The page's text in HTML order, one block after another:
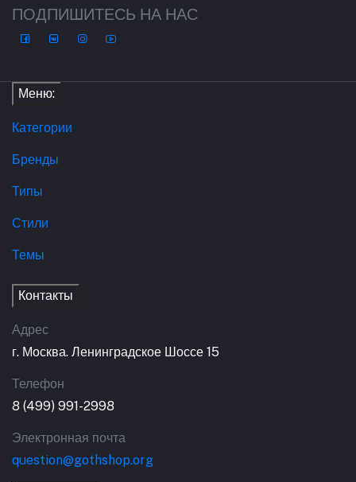
ПОДПИШИТЕСЬ НА НАС
Меню:
Категории
Бренды
Типы
Стили
Темы
Контакты
Адрес
г. Москва. Ленинградское Шоссе 15
Телефон
8 (499) 991-2998
Электронная почта
question@gothshop.org